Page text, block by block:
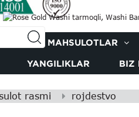
MAHSULOTLAR
YANGILIKLAR BIZ
rasmi rojdestvo